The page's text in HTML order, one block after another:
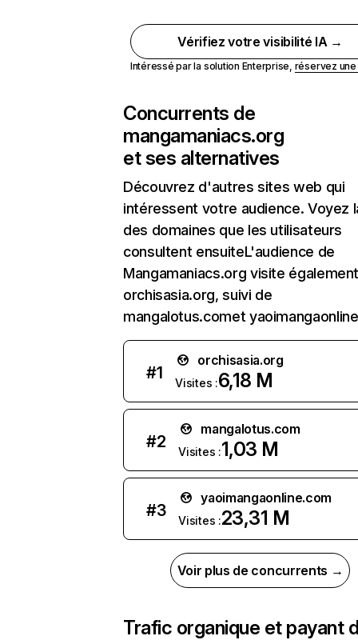
Vérifiez votre visibilité IA →
Intéressé par la solution Enterprise, réservez
Concurrents de
mangamaniacs.org
et ses alternatives
Découvrez d'autres sites web qui
intéressent votre audience. Voyez
des domaines que les utilisateurs
consultent ensuiteL'audience de
Mangamaniacs.org visite
orchisasia.org, suivi de
mangalotus.comet
#1
orchisasia.org
Visites :6,18 M
#2
mangalotus.com
Visites :1,03 M
#3
yaoimangaonline.com
Visites :23,31 M
Voir plus de concurrents →
Trafic organique et payant